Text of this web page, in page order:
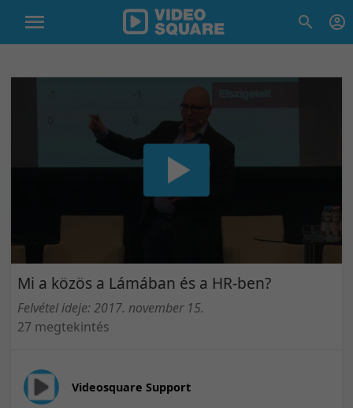
Mi a közös a Lámában és a HR-ben?
Felvétel ideje: 2017. november 15.
27 megtekintés
Videosquare Support